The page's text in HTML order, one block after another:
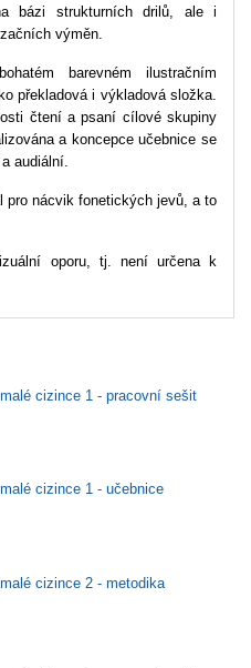
bázi strukturních drilů, ale i
výměn.
barevném ilustračním
překladová i výkladová složka.
čtení a psaní cílové skupiny
a koncepce učebnice se
audiální.
pro nácvik fonetických jevů, a to
oporu, tj. není určena k
cizince 1 - pracovní sešit
cizince 1 - učebnice
cizince 2 - metodika